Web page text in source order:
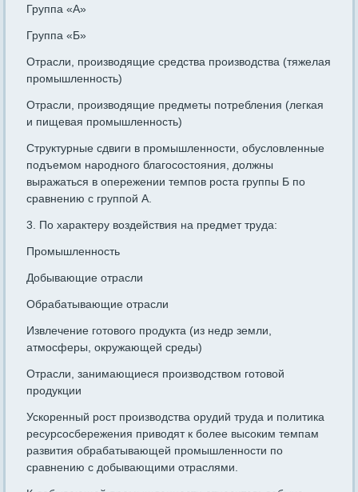
Группа «А»
Группа «Б»
Отрасли, производящие средства производства (тяжелая
промышленность)
Отрасли, производящие предметы потребления (легкая
и пищевая промышленность)
Структурные сдвиги в промышленности, обусловленные
подъемом народного благосостояния, должны
выражаться в опережении темпов роста группы Б по
сравнению с группой А.
3. По характеру воздействия на предмет труда:
Промышленность
Добывающие отрасли
Обрабатывающие отрасли
Извлечение готового продукта (из недр земли,
атмосферы, окружающей среды)
Отрасли, занимающиеся производством готовой
продукции
Ускоренный рост производства орудий труда и политика
ресурсосбережения приводят к более высоким темпам
развития обрабатывающей промышленности по
сравнению с добывающими отраслями.